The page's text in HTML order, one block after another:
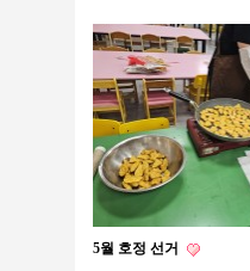
5월 호정 선거